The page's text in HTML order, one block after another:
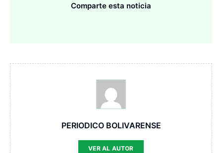
Comparte esta noticia
PERIODICO BOLIVARENSE
VER AL AUTOR